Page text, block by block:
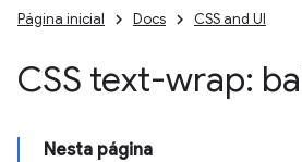
Página inicial Docs CSS and UI
CSS text-wrap:
Nesta página